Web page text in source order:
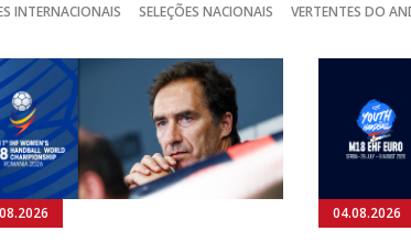
INTERNACIONAIS
SELEÇÕES NACIONAIS VERTENTES DO
04.08.2026